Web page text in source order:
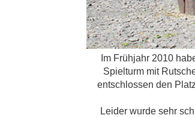
Im Frühjahr 2010
Spielturm mit
entschlossen den
Leider wurde sehr